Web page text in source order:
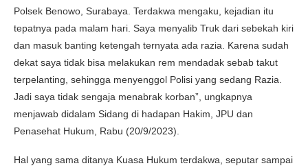
Polsek Benowo, Surabaya. Terdakwa mengaku, kejadian itu
tepatnya pada malam hari. Saya menyalib Truk dari sebekah kiri
dan masuk banting ketengah ternyata ada razia. Karena sudah
dekat saya tidak bisa melakukan rem mendadak sebab takut
terpelanting, sehingga menyenggol Polisi yang sedang Razia.
Jadi saya tidak sengaja menabrak korban”, ungkapnya
menjawab didalam Sidang di hadapan Hakim, JPU dan
Penasehat Hukum, Rabu (20/9/2023).
Hal yang sama ditanya Kuasa Hukum terdakwa, seputar sampai